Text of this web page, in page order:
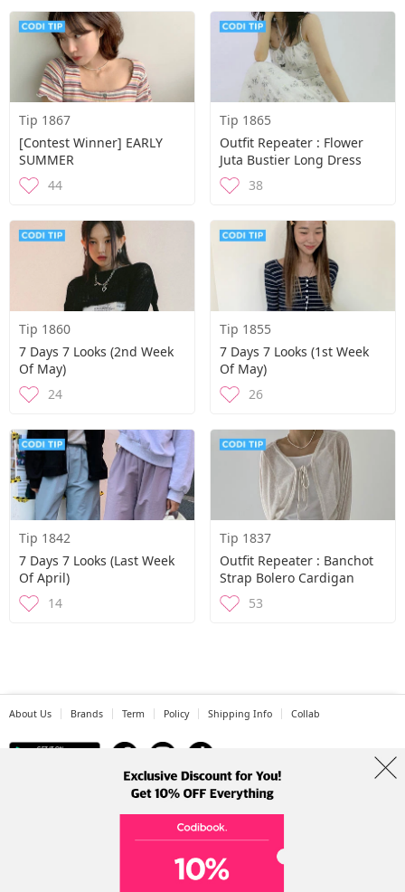
Tip 1867
[contest Winner] EARLY
SUMMER
44
Tip 1865
Outfit Repeater : Flower
Juta Bustier Long Dress
38
Tip 1860
7 Days 7 Looks (2nd Week
Of May)
24
Tip 1855
7 Days 7 Looks (1st Week
Of May)
26
Tip 1842
7 Days 7 Looks (Last Week
Of April)
14
Tip 1837
Outfit Repeater : Banchot
Strap Bolero Cardigan
53
About Us Brands Term Policy Shipping Info Collab
Address: A-301, 114, Gasan digital 2-ro, Geumcheon-gu, Seoul
Tel: +82-1661-1813 (Korean) Email: help@codibook.net